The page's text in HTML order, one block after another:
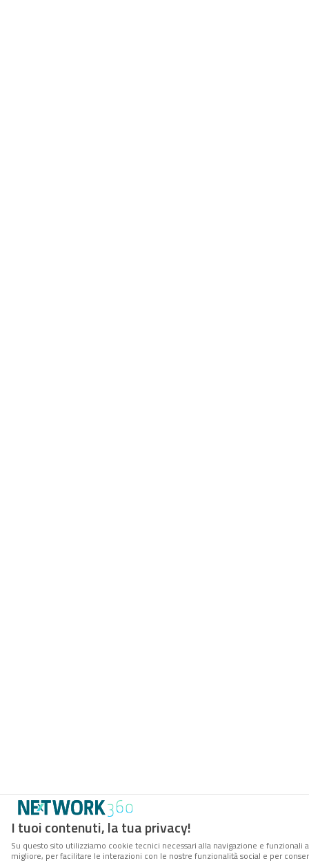
I tuoi contenuti, la tua privacy!
Su questo sito utilizziamo cookie tecnici necessari alla navigazione e
migliore, per facilitare le interazioni con le nostre funzionalità social e per